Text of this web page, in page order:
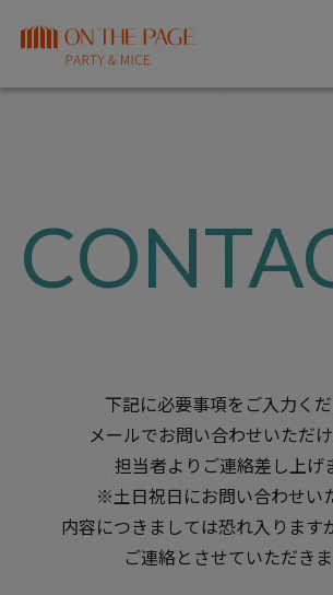
下記に必要事項をご入力くだ
メールでお問い合わせいただけ
担当者よりご連絡差し上げ
※土日祝日にお問い合わせい
内容につきましては恐れ入ります
ご連絡とさせていただきま